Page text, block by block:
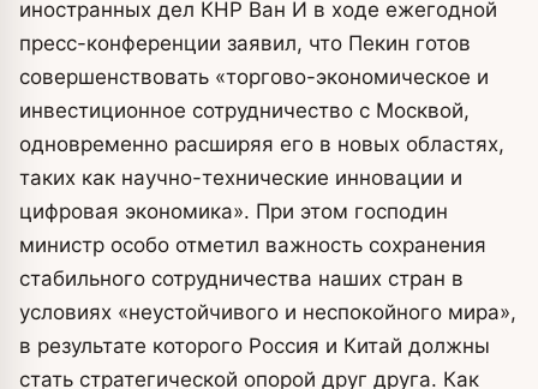
иностранных дел КНР Ван И в ходе ежегодной
пресс-конференции заявил, что Пекин готов
совершенствовать «торгово-экономическое и
инвестиционное сотрудничество с Москвой,
одновременно расширяя его в новых областях,
таких как научно-технические инновации и
цифровая экономика». При этом господин
министр особо отметил важность сохранения
стабильного сотрудничества наших стран в
условиях «неустойчивого и неспокойного мира»,
в результате которого Россия и Китай должны
стать стратегической опорой друг друга. Как